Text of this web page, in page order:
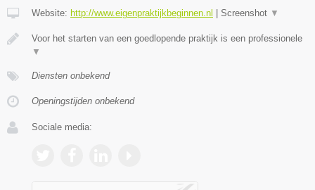
Website: http://www.eigenpraktijkbeginnen.nl Screenshot ▼
Voor het starten van een goedlopende praktijk is een professionele
▼
Diensten onbekend
Openingstijden onbekend
Sociale media: